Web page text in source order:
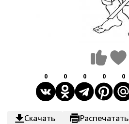
0 0 0 0 0
Скачать
Распечатать